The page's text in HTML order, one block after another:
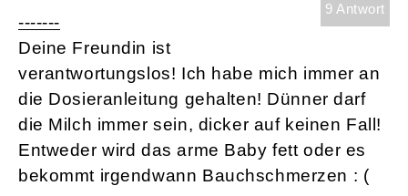
9 Antwort
-------
Deine Freundin ist
verantwortungslos! Ich habe mich immer an
die Dosieranleitung gehalten! Dünner darf
die Milch immer sein, dicker auf keinen Fall!
Entweder wird das arme Baby fett oder es
bekommt irgendwann Bauchschmerzen : (